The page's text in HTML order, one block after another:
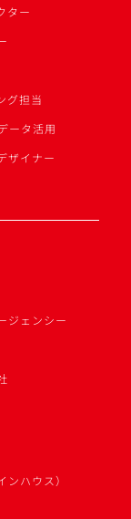
ター
グ担当
ータ活用
ザイナー
ジェンシー
ンハウス）